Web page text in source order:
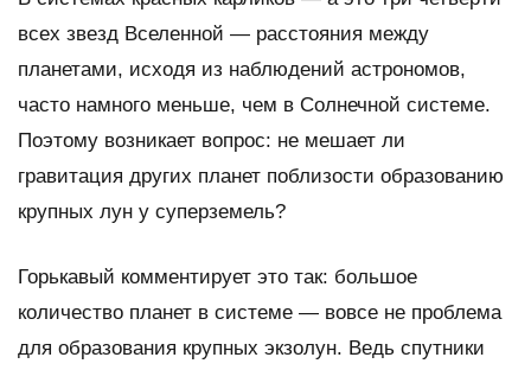
всех звезд Вселенной — расстояния между
планетами, исходя из наблюдений астрономов,
часто намного меньше, чем в Солнечной системе.
Поэтому возникает вопрос: не мешает ли
гравитация других планет поблизости образованию
крупных лун у суперземель?
Горькавый комментирует это так: большое
количество планет в системе — вовсе не проблема
для образования крупных экзолун. Ведь спутники